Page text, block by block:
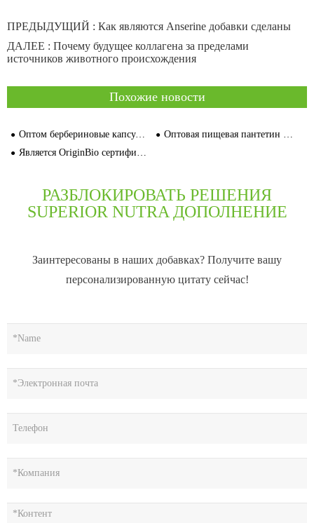
ПРЕДЫДУЩИЙ : Как являются Anserine добавки сделаны
ДАЛЕЕ : Почему будущее коллагена за пределами
источников животного происхождения
Похожие новости
Оптом бербериновые капсулы 30 000 вегетарианских капсул белая этикетка добавка производитель
Оптовая пищевая пантетин (витамин B5) халяльная капсула цена производителя
Является OriginBio сертифицированным производителем дополнений для частных этикеток
РАЗБЛОКИРОВАТЬ РЕШЕНИЯ
SUPERIOR NUTRA ДОПОЛНЕНИЕ
Заинтересованы в наших добавках? Получите вашу
персонализированную цитату сейчас!